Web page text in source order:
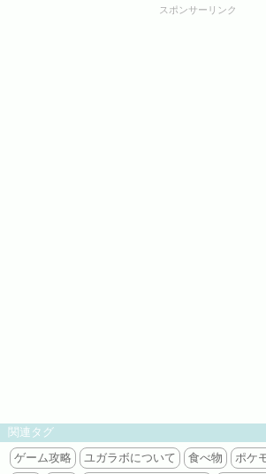
スポンサーリンク
関連タグ
ゲーム攻略
ユガラボについて 食べ物 ポケ